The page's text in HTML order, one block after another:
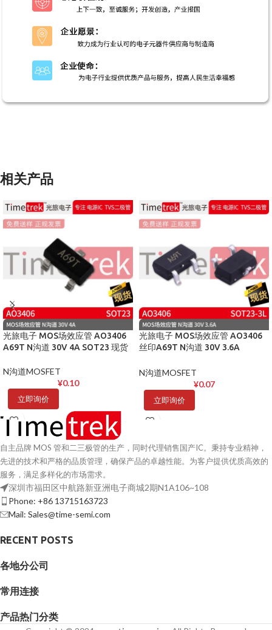
相关产品
光旅电子 MOS场效应管 AO3406
A69T N沟道 30V 4A SOT23 现货
N沟道MOSFET
¥0.10
立即询价
光旅电子 MOS场效应管 AO3406
丝印A69T N沟道 30V 3.6A
N沟道MOSFET
¥0.07
立即询价
自主品牌 MOS 管和二三极管的生产，同时代理销售国产IC。秉持专业精神，
先进的技术和严格的品质管理，确保产品的卓越性能。为客户提供优质高效的
服务，满足多样化的市场需求。
深圳市福田区中航路新亚洲电子商城2期N1A106~108
Phone: +86 13715163723
Mail: Sales@time-semi.com
RECENT POSTS
各地分公司
常用连接
产品热门分类